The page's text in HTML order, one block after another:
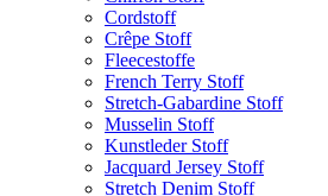
Cordstoff
Crêpe Stoff
Fleecestoffe
French Terry Stoff
Stretch-Gabardine Stoff
Musselin Stoff
Kunstleder Stoff
Jacquard Jersey Stoff
Stretch Denim Stoff